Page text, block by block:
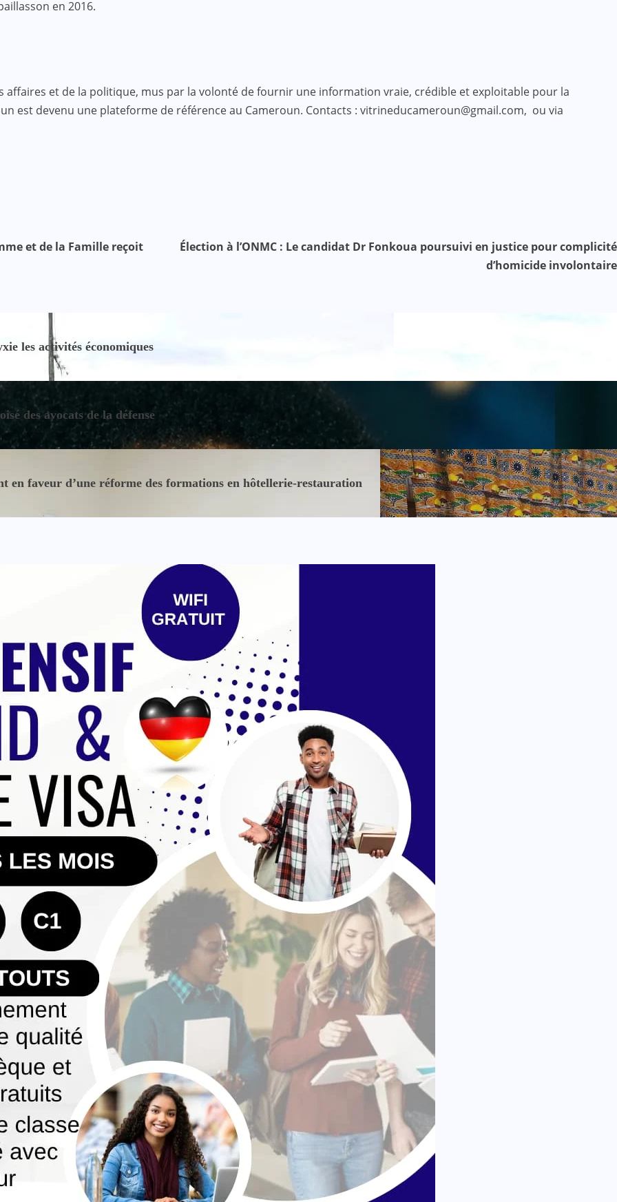
en 2016.
affaires et de la politique, mus par la volonté de fournir une information vraie, crédible et exploitable pour la
est devenu une plateforme de référence au Cameroun. Contacts : vitrineducameroun@gmail.com, ou via
et de la Famille reçoit
Élection à l’ONMC : Le candidat Dr Fonkoua poursuivi en justice pour complicité
d’homicide involontaire
les activités économiques
des avocats de la défense
en faveur d’une réforme des formations en hôtellerie-restauration